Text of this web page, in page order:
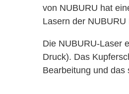
von NUBURU hat
Lasern der
Die NUBURU-Laser
Druck). Das
Bearbeitung und das